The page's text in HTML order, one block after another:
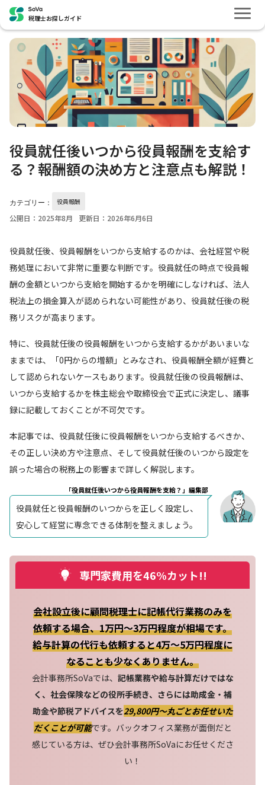
税理士お探しガイド
役員就任後いつから役員報酬を支給す
る？報酬額の決め方と注意点も解説！
カテゴリー： 役員報酬
公開日：2025年8月 更新日：2026年6月6日
役員就任後、役員報酬をいつから支給するのかは、会社経営や税
務処理において非常に重要な判断です。役員就任の時点で役員報
酬の金額といつから支給を開始するかを明確にしなければ、法人
税法上の損金算入が認められない可能性があり、役員就任後の税
務リスクが高まります。
特に、役員就任後の役員報酬をいつから支給するかがあいまいな
ままでは、「0円からの増額」とみなされ、役員報酬全額が経費と
して認められないケースもあります。役員就任後の役員報酬は、
いつから支給するかを株主総会や取締役会で正式に決定し、議事
録に記載しておくことが不可欠です。
本記事では、役員就任後に役員報酬をいつから支給するべきか、
その正しい決め方や注意点、そして役員就任後のいつから設定を
誤った場合の税務上の影響まで詳しく解説します。
「役員就任後いつから役員報酬を支給？」編集部
役員就任と役員報酬のいつからを正しく設定し、
安心して経営に専念できる体制を整えましょう。
専門家費用を46%カット!!
会社設立後に顧問税理士に記帳代行業務のみを
依頼する場合、1万円～3万円程度が相場です。
給与計算の代行も依頼すると4万～5万円程度に
なることも少なくありません。
会計事務所SoVaでは、 記帳業務や給与計算だけではな
く、社会保険などの役所手続き、さらには助成金・補
助金や節税アドバイスを29,800円〜丸ごとお任せいた
だくことが可能です。バックオフィス業務が面倒だと
感じている方は、ぜひ会計事務所SoVaにお任せくださ
い！